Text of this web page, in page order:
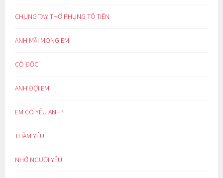
CHUNG TAY THỜ PHỤNG TỔ TIÊN
ANH MÃI MONG EM
CÔ ĐỘC
ANH ĐỢI EM
EM CÓ YÊU ANH?
THẦM YÊU
NHỚ NGƯỜI YÊU